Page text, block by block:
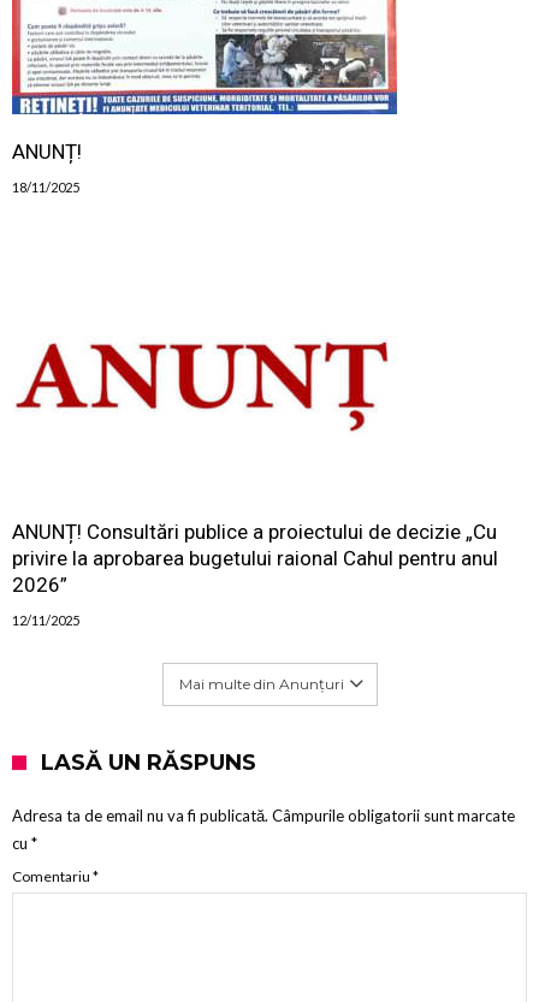
ANUNȚ!
18/11/2025
ANUNȚ! Consultări publice a proiectului de decizie „Cu
privire la aprobarea bugetului raional Cahul pentru anul
2026”
12/11/2025
Mai multe din Anunțuri
LASĂ UN RĂSPUNS
Adresa ta de email nu va fi publicată. Câmpurile obligatorii sunt marcate
cu *
Comentariu *